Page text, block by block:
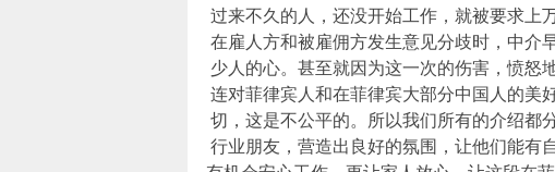
过来不久的人，还没开始工作，就被要求上
在雇人方和被雇佣方发生意见分歧时，中介
少人的心。甚至就因为这一次的伤害，愤怒
连对菲律宾人和在菲律宾大部分中国人的美
切，这是不公平的。所以我们所有的介绍都
行业朋友，营造出良好的氛围，让他们能有